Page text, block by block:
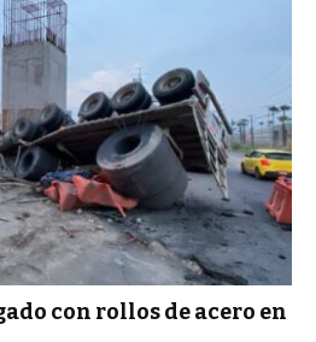
con rollos de acero en